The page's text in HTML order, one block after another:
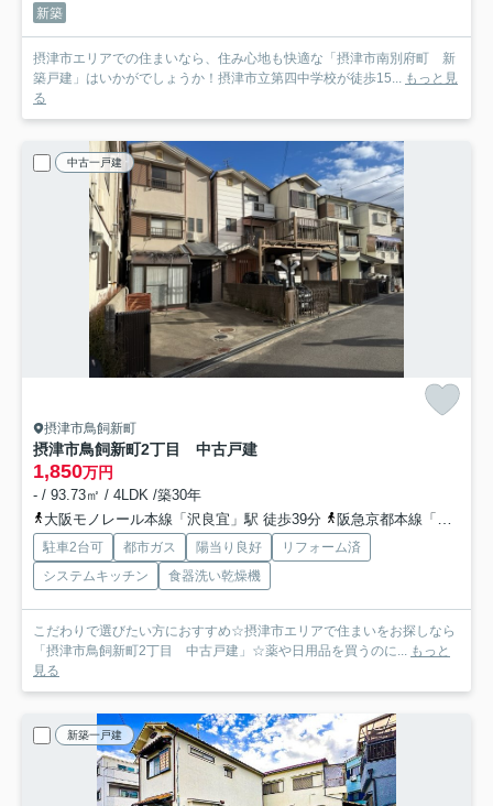
新築
摂津市エリアでの住まいなら、住み心地も快適な「摂津市南別府町 新
築戸建」はいかがでしょうか！摂津市立第四中学校が徒歩15...
もっと見
る
中古一戸建
摂津市鳥飼新町
摂津市鳥飼新町2丁目 中古戸建
1,850万円
- / 93.73㎡ / 4LDK /築30年
大阪モノレール本線「沢良宜」駅 徒歩39分
阪急京都本線「南茨木」駅 徒歩46分
駐車2台可 都市ガス 陽当り良好
リフォーム済
システムキッチン
食器洗い乾燥機
こだわりで選びたい方におすすめ☆摂津市エリアで住まいをお探しなら
「摂津市鳥飼新町2丁目 中古戸建」☆薬や日用品を買うのに...
もっと
見る
新築一戸建